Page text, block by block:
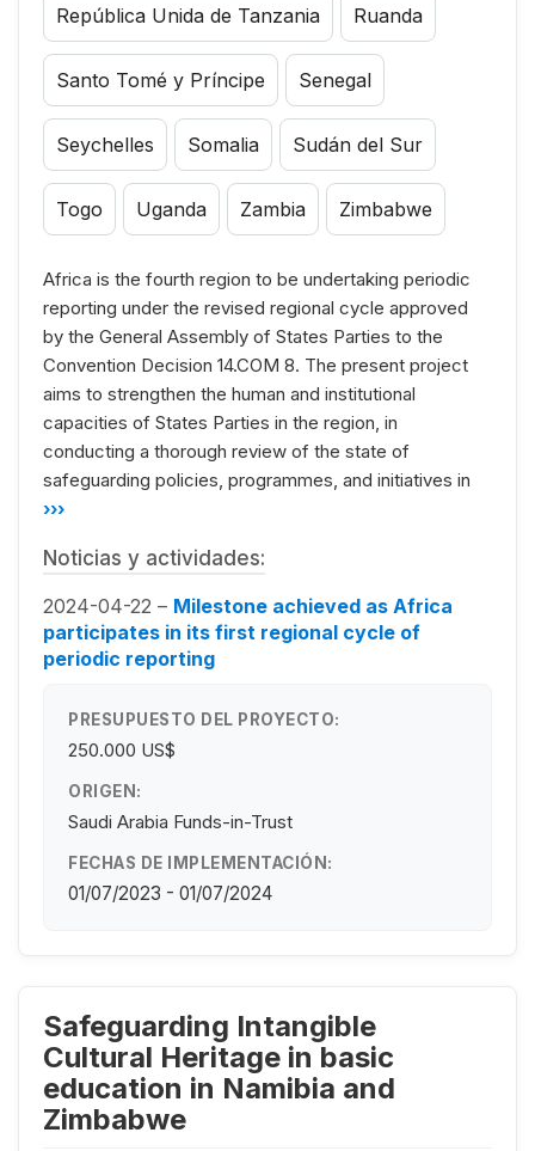
República Unida de Tanzania Ruanda
Santo Tomé y Príncipe Senegal
Seychelles Somalia Sudán del Sur
Togo Uganda Zambia Zimbabwe
Africa is the fourth region to be undertaking periodic
reporting under the revised regional cycle approved
by the General Assembly of States Parties to the
Convention Decision 14.COM 8. The present project
aims to strengthen the human and institutional
capacities of States Parties in the region, in
conducting a thorough review of the state of
safeguarding policies, programmes, and initiatives in
›››
Noticias y actividades:
2024-04-22 – Milestone achieved as Africa
participates in its first regional cycle of
periodic reporting
PRESUPUESTO DEL PROYECTO:
250.000 US$
ORIGEN:
Saudi Arabia Funds-in-Trust
FECHAS DE IMPLEMENTACIÓN:
01/07/2023 - 01/07/2024
Safeguarding Intangible
Cultural Heritage in basic
education in Namibia and
Zimbabwe